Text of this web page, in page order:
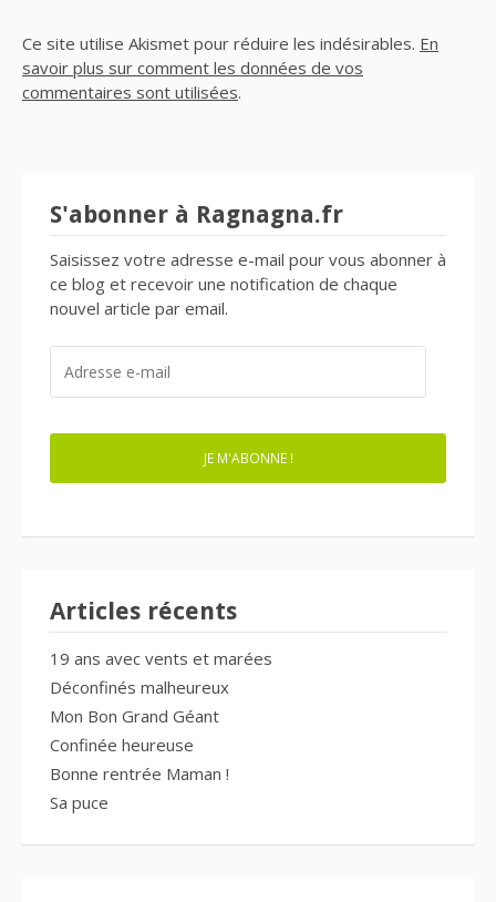
Ce site utilise Akismet pour réduire les indésirables. En
savoir plus sur comment les données de vos
commentaires sont utilisées.
S'abonner à Ragnagna.fr
Saisissez votre adresse e-mail pour vous abonner à
ce blog et recevoir une notification de chaque
nouvel article par email.
MAIL
JE M'ABONNE !
Articles récents
19 ans avec vents et marées
Déconfinés malheureux
Mon Bon Grand Géant
Confinée heureuse
Bonne rentrée Maman !
Sa puce